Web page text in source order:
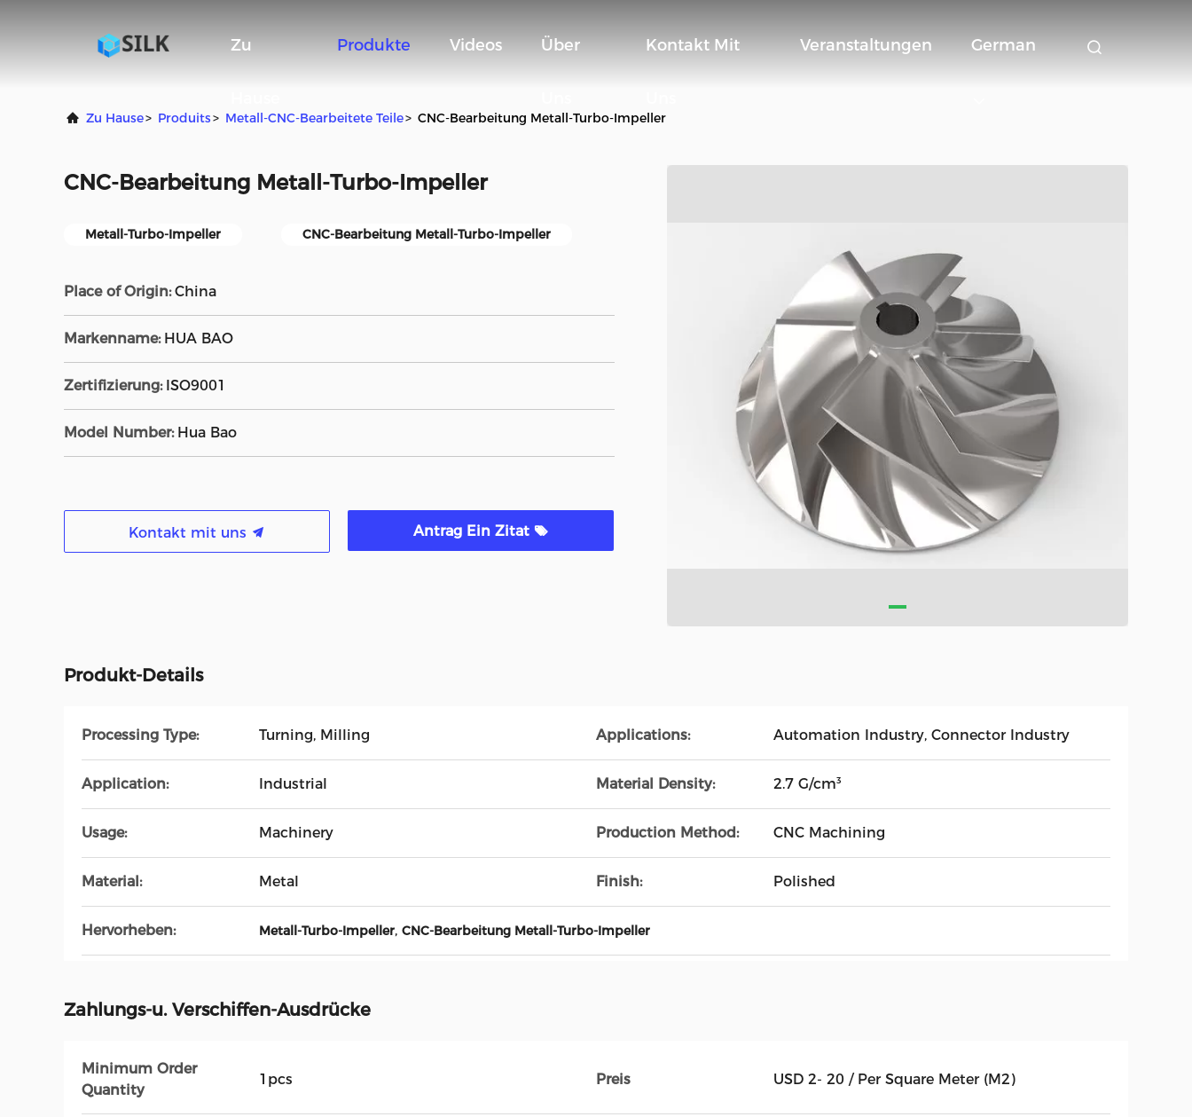
Zu Produkte Videos Über Kontakt Mit Veranstaltungen German
Zu Hause> Produits> Metall-CNC-Bearbeitete Teile> CNC-Bearbeitung Metall-Turbo-Impeller
CNC-Bearbeitung Metall-Turbo-Impeller
Metall-Turbo-Impeller CNC-Bearbeitung Metall-Turbo-Impeller
Place of Origin: China
Markenname: HUA BAO
Zertifizierung: ISO9001
Model Number: Hua Bao
Kontakt mit uns Antrag Ein Zitat
Produkt-Details
Processing Type: Turning, Milling Applications: Automation Industry, Connector Industry
Application: Industrial Material Density: 2.7 G/cm³
Usage: Machinery Production Method: CNC Machining
Material: Metal Finish: Polished
Hervorheben: Metall-Turbo-Impeller, CNC-Bearbeitung Metall-Turbo-Impeller
Zahlungs-u. Verschiffen-Ausdrücke
Minimum Order
Quantity
1pcs Preis USD 2- 20 / Per Square Meter (M2)